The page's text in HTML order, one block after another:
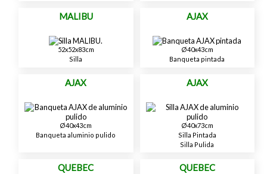
MALIBU
52x52x83cm
Silla
AJAX
Ø40x43cm
Banqueta pintada
AJAX
Ø40x43cm
Banqueta aluminio pulido
AJAX
Ø40x73cm
Silla Pintada
Silla Pulida
QUEBEC QUEBEC